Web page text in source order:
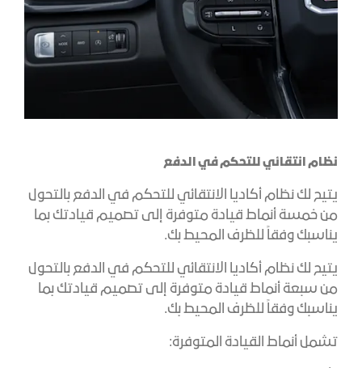
نظام انتقائي للتحكم في الدفع
يتيح لك نظام أكاديا الانتقائي للتحكم في الدفع بالتحول
من خمسة أنماط قيادة متوفرة إلى تصميم قيادتك بما
يناسبك وفقاً للظرف المحيط بك.
يتيح لك نظام أكاديا الانتقائي للتحكم في الدفع بالتحول
من سبعة أنماط قيادة متوفرة إلى تصميم قيادتك بما
يناسبك وفقاً للظرف المحيط بك.
تشمل أنماط القيادة المتوفرة: